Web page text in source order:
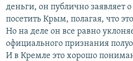
деньги, он публично заявляет
посетить Крым, полагая, что
Но на деле он все равно
официального признания
И в Кремле это хорошо